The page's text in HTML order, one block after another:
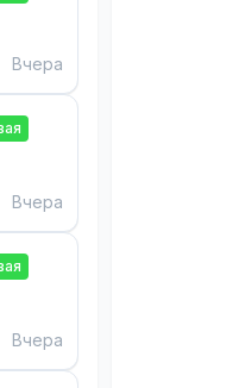
Вчера
Вчера
Вчера